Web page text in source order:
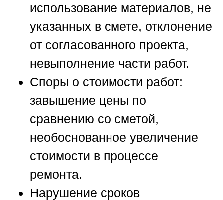
использование материалов, не
указанных в смете, отклонение
от согласованного проекта,
невыполнение части работ.
Споры о стоимости работ:
завышение цены по
сравнению со сметой,
необоснованное увеличение
стоимости в процессе
ремонта.
Нарушение сроков